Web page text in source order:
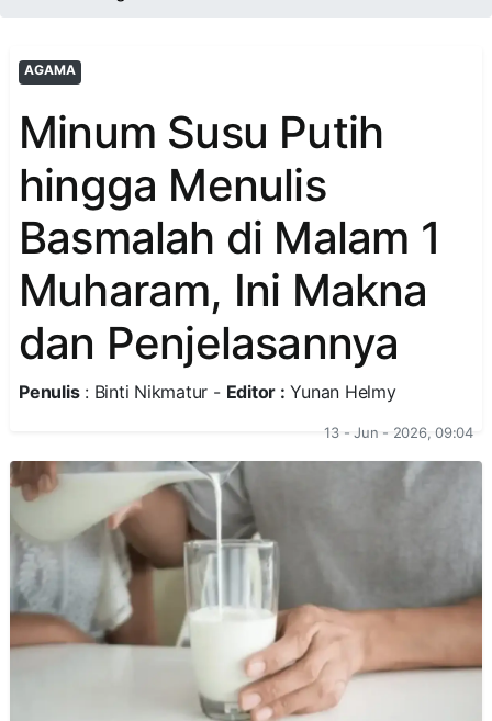
AGAMA
Minum Susu Putih
hingga Menulis
Basmalah di Malam 1
Muharam, Ini Makna
dan Penjelasannya
Penulis: Binti Nikmatur - Editor : Yunan Helmy
13 - Jun - 2026, 09:04